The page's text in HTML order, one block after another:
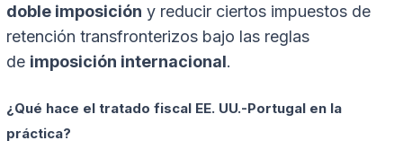
doble imposición y reducir ciertos impuestos de
retención transfronterizos bajo las reglas
de imposición internacional.
¿Qué hace el tratado fiscal EE. UU.-Portugal en la
práctica?